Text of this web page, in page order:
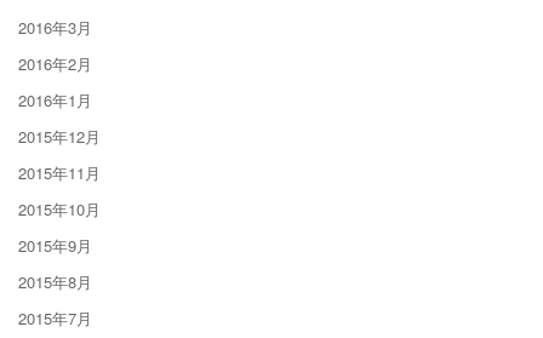
2016年3月
2016年2月
2016年1月
2015年12月
2015年11月
2015年10月
2015年9月
2015年8月
2015年7月